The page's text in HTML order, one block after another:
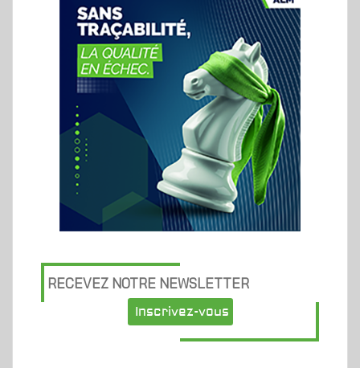
RECEVEZ NOTRE NEWSLETTER
Inscrivez-vous